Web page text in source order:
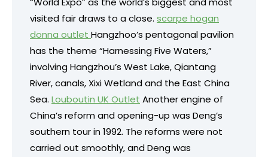
visited fair draws to a close. scarpe hogan
donna outlet Hangzhoo’s pentagonal pavilion
has the theme “Harnessing Five Waters,”
involving Hangzhou’s West Lake, Qiantang
River, canals, Xixi Wetland and the East China
Sea. Louboutin UK Outlet Another engine of
China’s reform and opening-up was Deng’s
southern tour in 1992. The reforms were not
carried out smoothly, and Deng was